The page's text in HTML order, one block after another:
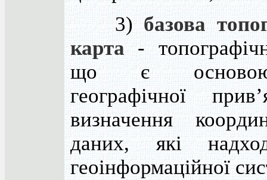
3) базова
карта -
що є
географічної
визначення
даних, які
геоінформаційної